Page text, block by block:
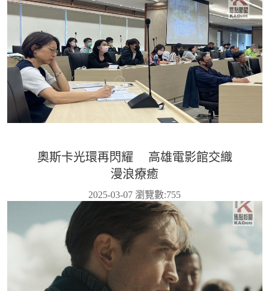
奧斯卡光環再閃耀 高雄電影館交織
漫浪療癒
2025-03-07 瀏覽數:755